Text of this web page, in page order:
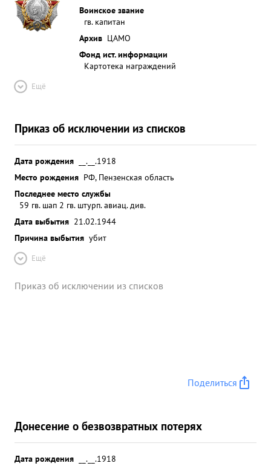
Воинское звание
гв. капитан
Архив ЦАМО
Фонд ист. информации
Картотека награждений
Ещё
Приказ об исключении из списков
Дата рождения
__.__.1918
Место рождения РФ, Пензенская область
Последнее место службы
59 гв. шап 2 гв. штурп. авиац. див.
Дата выбытия 21.02.1944
Причина выбытия убит
Ещё
Приказ об исключении из списков
Поделиться
Донесение о безвозвратных потерях
Дата рождения
__.__.1918